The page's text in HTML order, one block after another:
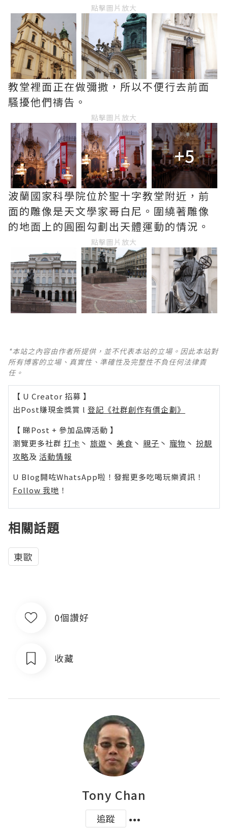
點擊圖片放大
教堂裡面正在做彌撒，所以不便行去前面
騷擾他們禱告。
點擊圖片放大
+5
波蘭國家科學院位於聖十字教堂附近，前
面的雕像是天文學家哥白尼。圍繞著雕像
的地面上的圓圈勾劃出天體運動的情況。
點擊圖片放大
*本站之內容由作者所提供，並不代表本站的立場。因此本站對
所有博客的立場、真實性、準確性及完整性不負任何法律責
任。
【 U Creator 招募 】
出Post賺現金獎賞 l 登記《社群創作有價企劃》
【 睇Post + 參加品牌活動 】
瀏覽更多社群 打卡 丶 旅遊 丶 美食 丶 親子 丶 寵物 丶 扮靚
攻略及 活動情報
U Blog開咗WhatsApp啦！發掘更多吃喝玩樂資訊！
Follow 我哋 ！
相關話題
東歐
0個讚好
收藏
Tony Chan
追蹤